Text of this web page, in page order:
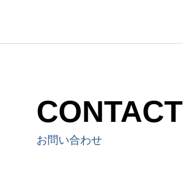
CONTACT
お問い合わせ